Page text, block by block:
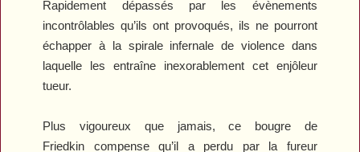
Rapidement dépassés par les évènements
incontrôlables qu’ils ont provoqués, ils ne pourront
échapper à la spirale infernale de violence dans
laquelle les entraîne inexorablement cet enjôleur
tueur.
Plus vigoureux que jamais, ce bougre de
Friedkin compense qu’il a perdu par la fureur